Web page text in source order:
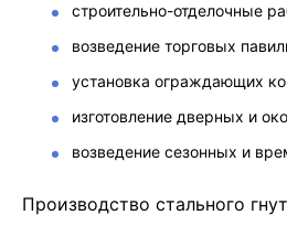
строительно-отделочные
возведение торговых
установка ограждающих
изготовление дверных и
возведение сезонных и
Производство стального